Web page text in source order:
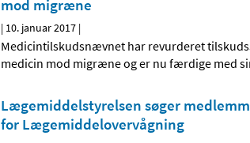
mod migræne
| 10. januar 2017 |
Medicintilskudsnævnet har revurderet
medicin mod migræne og er nu færdige med
Lægemiddelstyrelsen søger
for Lægemiddelovervågning